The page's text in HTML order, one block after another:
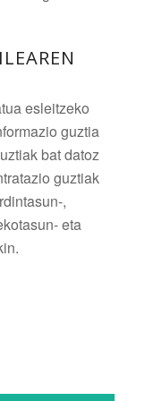
esleitzeko
guztia
bat datoz
guztiak
,
eta